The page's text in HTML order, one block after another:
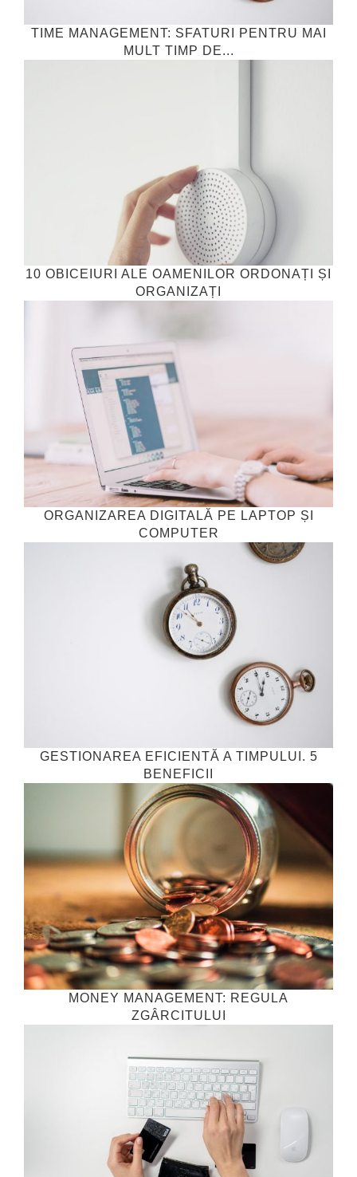
TIME MANAGEMENT: SFATURI PENTRU MAI
MULT TIMP DE...
10 OBICEIURI ALE OAMENILOR ORDONAȚI ȘI
ORGANIZAȚI
ORGANIZAREA DIGITALĂ PE LAPTOP ȘI
COMPUTER
GESTIONAREA EFICIENTĂ A TIMPULUI. 5
BENEFICII
MONEY MANAGEMENT: REGULA
ZGÂRCITULUI